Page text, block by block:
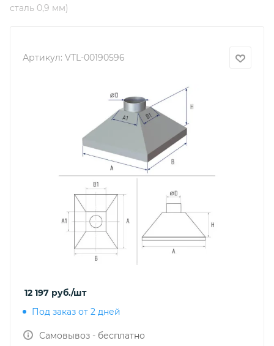
сталь 0,9 мм)
Артикул: VTL-00190596
12 197 руб./шт
Под заказ от 2 дней
Самовывоз - бесплатно